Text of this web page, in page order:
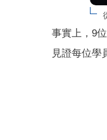
事實上，9
見證每位學